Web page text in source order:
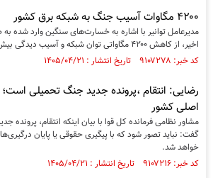
۴۲۰۰ مگاوات آسیب جنگ به شبکه برق کشور
مدیرعامل توانیر با اشاره به خسارت‌های سنگین وارد شده
اخیر، از کاهش ۴۲۰۰ مگاواتی توان شبکه و آسیب دیدگی بیش از ۲ هزار نقطه خبر داد.
کد خبر: ۹۱۰۷۲۷۸ تاریخ انتشار : ۱۴۰۵/۰۴/۲۱
رضایی: انتقام ،پرونده جدید جنگ تحمیلی
اصلی کشور
مشاور نظامی فرمانده کل قوا با بیان اینکه انتقام، پرونده
گفت: نباید تصور شود که با پیگیری حقوقی یا پایان
خواهد شد.
کد خبر: ۹۱۰۷۲۱۶ تاریخ انتشار : ۱۴۰۵/۰۴/۲۱